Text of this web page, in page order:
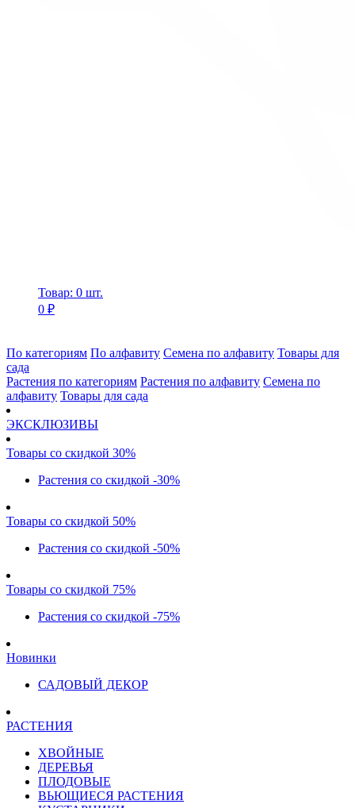
Товар: 0 шт.
0 ₽
По категориям По алфавиту Семена по алфавиту Товары для
сада
Растения по категориям Растения по алфавиту Семена по
алфавиту Товары для сада
ЭКСКЛЮЗИВЫ
Товары со скидкой 30%
Растения со скидкой -30%
Товары со скидкой 50%
Растения со скидкой -50%
Товары со скидкой 75%
Растения со скидкой -75%
Новинки
САДОВЫЙ ДЕКОР
РАСТЕНИЯ
ХВОЙНЫЕ
ДЕРЕВЬЯ
ПЛОДОВЫЕ
ВЬЮЩИЕСЯ РАСТЕНИЯ